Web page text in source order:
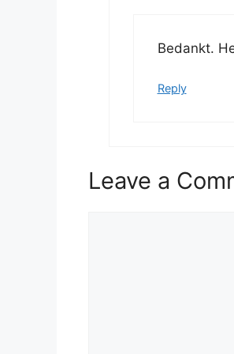
Bedankt.
Reply
Leave a